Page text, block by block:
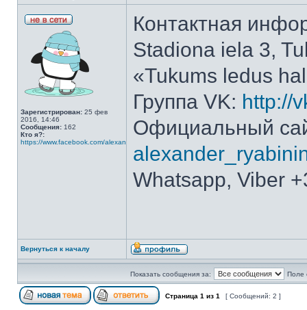
Зарегистрирован: 25 фев
2016, 14:46
Сообщения: 162
Кто я?:
https://www.facebook.com/alexander.ryabinin.10
Контактная
Stadiona iela 3,
«Tukums ledus
Группа VK: http://
Официальный
Whatsapp, Viber
Вернуться к началу
Показать сообщения за: Поле
Страница 1 из 1 [ Сообщений: 2 ]